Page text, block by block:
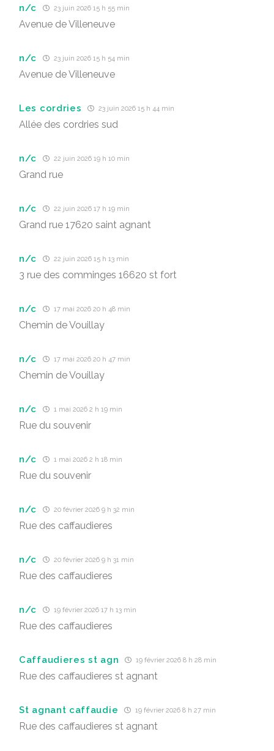
n/c 23 juin 2026 15 h 55 min
Avenue de Villeneuve
n/c 23 juin 2026 15 h 54 min
Avenue de Villeneuve
Les cordries 23 juin 2026 15 h 44 min
Allée des cordries sud
n/c 22 juin 2026 19 h 10 min
Grand rue
n/c 22 juin 2026 17 h 19 min
Grand rue 17620 saint agnant
n/c 22 juin 2026 15 h 13 min
3 rue des comminges 16620 st fort
n/c 17 mai 2026 20 h 48 min
Chemin de Vouillay
n/c 17 mai 2026 20 h 47 min
Chemin de Vouillay
n/c 1 mai 2026 2 h 19 min
Rue du souvenir
n/c 1 mai 2026 2 h 18 min
Rue du souvenir
n/c 20 février 2026 9 h 32 min
Rue des caffaudieres
n/c 20 février 2026 9 h 31 min
Rue des caffaudieres
n/c 19 février 2026 17 h 13 min
Rue des caffaudieres
Caffaudieres st agn 19 février 2026 8 h 28 min
Rue des caffaudieres st agnant
St agnant caffaudie 19 février 2026 8 h 27 min
Rue des caffaudieres st agnant